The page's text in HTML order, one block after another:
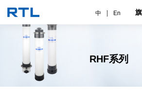
中 En
RHF系列